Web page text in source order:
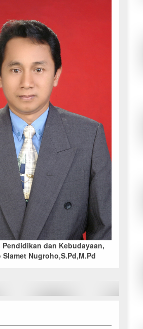
Pendidikan dan Kebudayaan,
Nugroho,S.Pd,M.Pd